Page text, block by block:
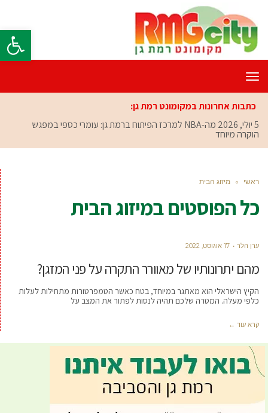
פתח
תפריט
כתבות אחרונות במקומונט רמת גן:
5 יולי, 2026
מה-NBA למרכז הפיתוח ברמת גן: עומרי כספי במפגש
הוקרה מיוחד
ראשי » מיזוג הבית
כל הפוסטים במיזוג הבית
ערן הלר 17 אוגוסט, 2022
מהם יתרונותיו של מאוורר התקרה על פני המזגן?
הקיץ הישראלי הוא מאתגר במיוחד, בטח כאשר הטמפרטורות מתחילות לעלות
כלפי מעלה. המטרה שלכם תהיה לנסות לפתור את המצב על
קרא עוד ←